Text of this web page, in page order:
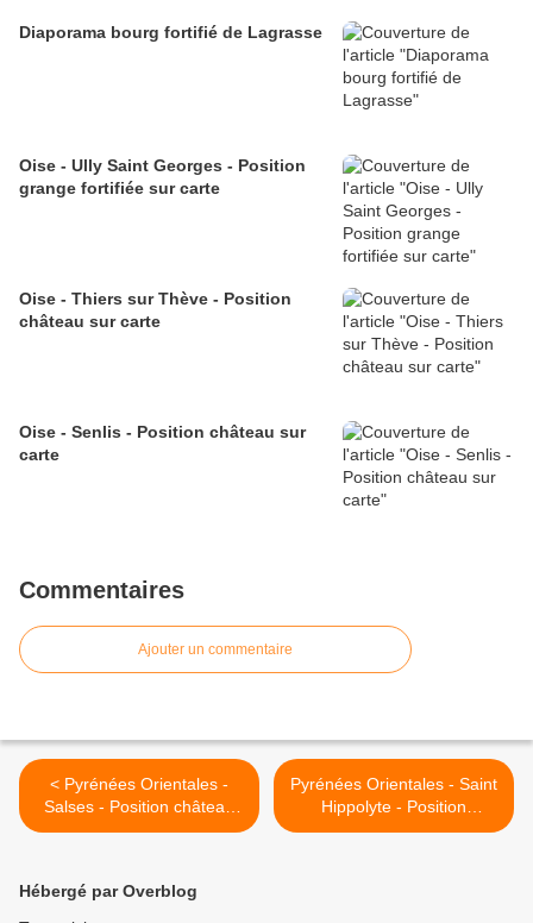
Diaporama bourg fortifié de Lagrasse
Oise - Ully Saint Georges - Position
grange fortifiée sur carte
Oise - Thiers sur Thève - Position
château sur carte
Oise - Senlis - Position château sur
carte
Commentaires
Ajouter un commentaire
< Pyrénées Orientales -
Salses - Position château
de Castell Vell sur carte
Pyrénées Orientales - Saint
Hippolyte - Position
fortifications sur carte >
Hébergé par Overblog